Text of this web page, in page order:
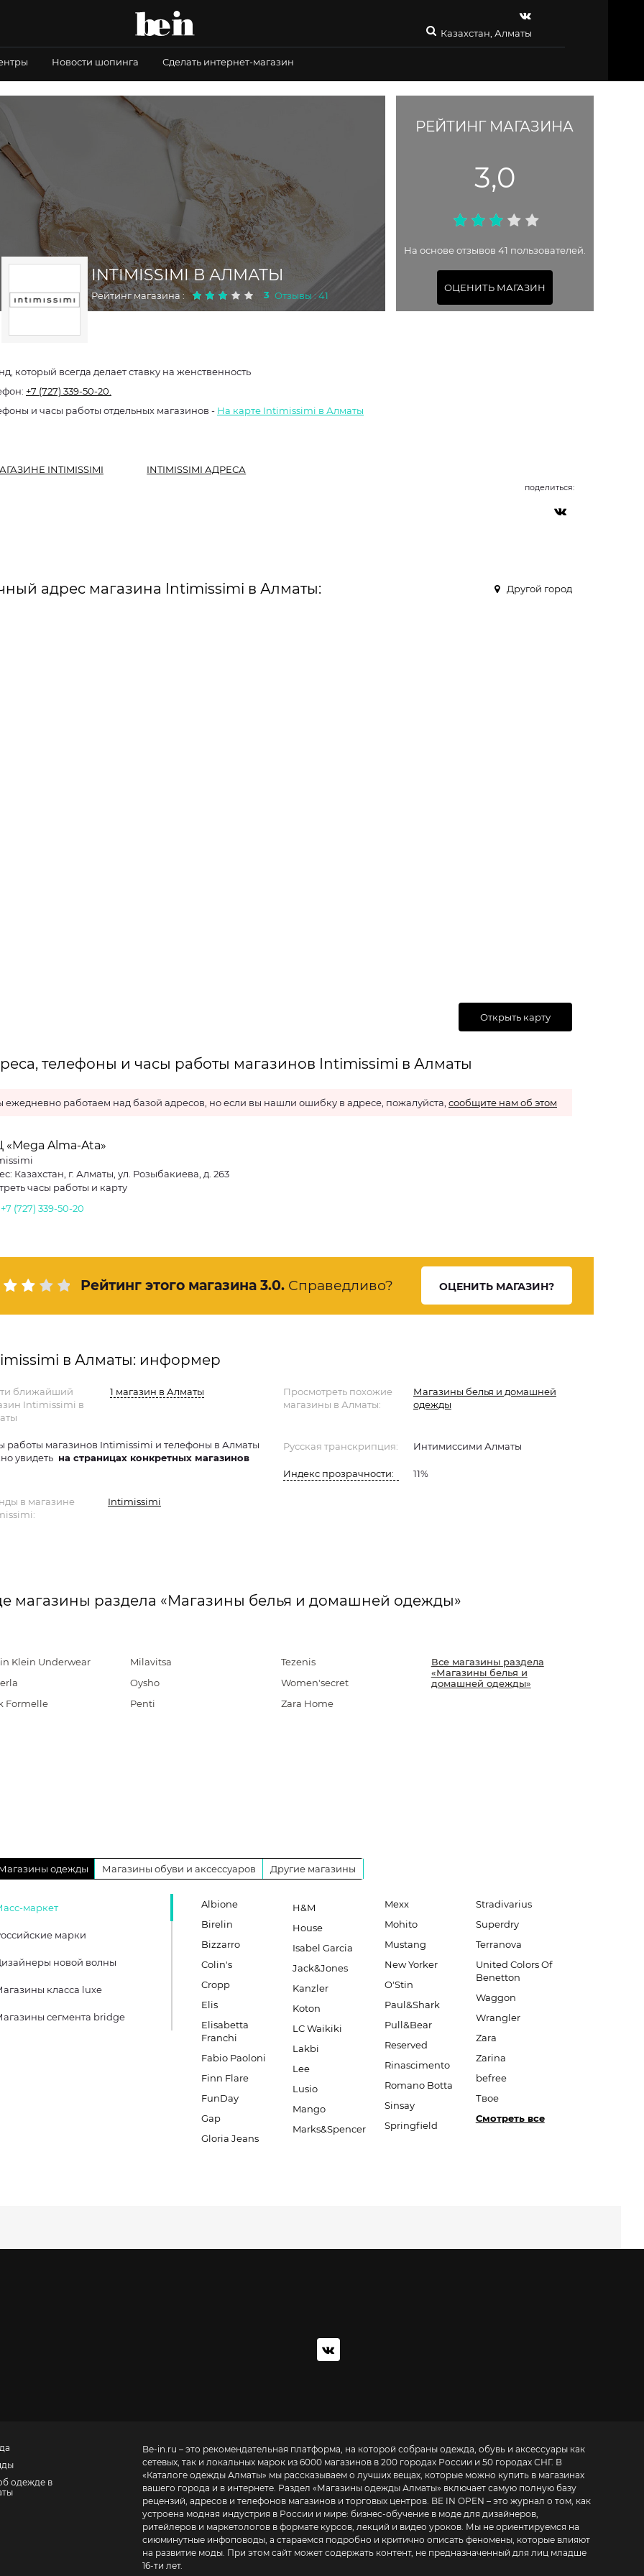
Казахстан, Алматы
Новости шопинга Сделать интернет-магазин
INTIMISSIMI В АЛМАТЫ
Рейтинг магазина : 3 Отзывы : 41
РЕЙТИНГ МАГАЗИНА
3,0
На основе отзывов 41 пользователей.
ОЦЕНИТЬ МАГАЗИН
который всегда делает ставку на женственность
+7 (727) 339-50-20.
и часы работы отдельных магазинов - На карте Intimissimi в Алматы
INTIMISSIMI INTIMISSIMI АДРЕСА
поделиться:
адрес магазина Intimissimi в Алматы: Другой город
Открыть карту
телефоны и часы работы магазинов Intimissimi в Алматы
ежедневно работаем над базой адресов, но если вы нашли ошибку в адресе, пожалуйста, сообщите нам об этом
«Mega Alma-Ata»
Казахстан, г. Алматы, ул. Розыбакиева, д. 263
часы работы и карту
+7 (727) 339-50-20
Рейтинг этого магазина 3.0. Справедливо? ОЦЕНИТЬ МАГАЗИН?
в Алматы: информер
ближайший
Intimissimi в
1 магазин в Алматы
работы магазинов Intimissimi и телефоны в Алматы
увидеть на страницах конкретных магазинов
Просмотреть похожие
магазины в Алматы:
Магазины белья и домашней
одежды
Русская транскрипция: Интимиссими Алматы
Индекс прозрачности: 11%
в магазине
Intimissimi
магазины раздела «Магазины белья и домашней одежды»
Klein Underwear
Formelle
Milavitsa
Oysho
Penti
Tezenis
Women'secret
Zara Home
Все магазины раздела
«Магазины белья и
домашней одежды»
одежды Магазины обуви и аксессуаров Другие магазины
маркет
марки
новой волны
класса luxe
сегмента bridge
Albione
Birelin
Bizzarro
Colin's
Cropp
Elis
Elisabetta
Franchi
Fabio Paoloni
Finn Flare
FunDay
Gap
Gloria Jeans
H&M
House
Isabel Garcia
Jack&Jones
Kanzler
Koton
LC Waikiki
Lakbi
Lee
Lusio
Mango
Marks&Spencer
Mexx
Mohito
Mustang
New Yorker
O'Stin
Paul&Shark
Pull&Bear
Reserved
Rinascimento
Romano Botta
Sinsay
Springfield
Stradivarius
Superdry
Terranova
United Colors Of
Benetton
Waggon
Wrangler
Zara
Zarina
befree
Твое
Смотреть все
одежде в
Be-in.ru – это рекомендательная платформа, на которой собраны одежда, обувь и аксессуары как
сетевых, так и локальных марок из 6000 магазинов в 200 городах России и 50 городах СНГ. В
«Каталоге одежды Алматы» мы рассказываем о лучших вещах, которые можно купить в магазинах
вашего города и в интернете. Раздел «Магазины одежды Алматы» включает самую полную базу
рецензий, адресов и телефонов магазинов и торговых центров. BE IN OPEN – это журнал о том, как
устроена модная индустрия в России и мире: бизнес-обучение в моде для дизайнеров,
ритейлеров и маркетологов в формате курсов, лекций и видео уроков. Мы не ориентируемся на
сиюминутные инфоповоды, а стараемся подробно и критично описать феномены, которые влияют
на развитие моды. При этом сайт может содержать контент, не предназначенный для лиц младше
16-ти лет.